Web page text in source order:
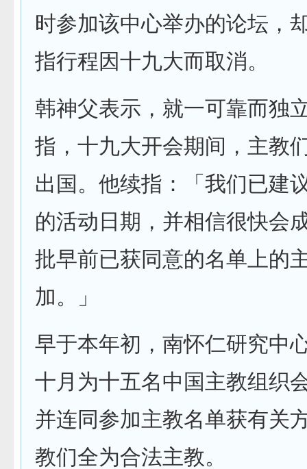
时参加该中心举办的论坛，
指行程因十九大而取消。
韩神父表示，就一可靠而独
指，十九大开会期间，主教
出国。他续指：「我们已建
的活动日期，并相信很快会
批早前已获同意的名单上的
加。」
早于本年初，南怀仁研究中
十月为十五名中国主教组织
并连同参加主教名单获有关
教们全为合法主教。